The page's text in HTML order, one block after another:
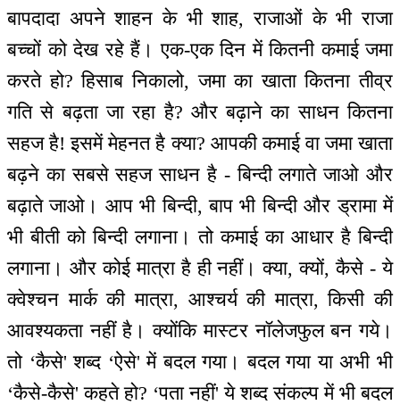
बापदादा अपने शाहन के भी शाह, राजाओं के भी राजा
बच्चों को देख रहे हैं। एक-एक दिन में कितनी कमाई जमा
करते हो? हिसाब निकालो, जमा का खाता कितना तीव्र
गति से बढ़ता जा रहा है? और बढ़ाने का साधन कितना
सहज है! इसमें मेहनत है क्या? आपकी कमाई वा जमा खाता
बढ़ने का सबसे सहज साधन है - बिन्दी लगाते जाओ और
बढ़ाते जाओ। आप भी बिन्दी, बाप भी बिन्दी और ड्रामा में
भी बीती को बिन्दी लगाना। तो कमाई का आधार है बिन्दी
लगाना। और कोई मात्रा है ही नहीं। क्या, क्यों, कैसे - ये
क्वेश्चन मार्क की मात्रा, आश्चर्य की मात्रा, किसी की
आवश्यकता नहीं है। क्योंकि मास्टर नॉलेजफुल बन गये।
तो ‘कैसे' शब्द ‘ऐसे' में बदल गया। बदल गया या अभी भी
‘कैसे-कैसे' कहते हो? ‘पता नहीं' ये शब्द संकल्प में भी बदल